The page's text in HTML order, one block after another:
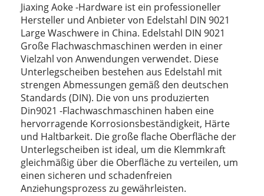
Jiaxing Aoke -Hardware ist ein professioneller
Hersteller und Anbieter von Edelstahl DIN 9021
Large Waschwere in China. Edelstahl DIN 9021
Große Flachwaschmaschinen werden in einer
Vielzahl von Anwendungen verwendet. Diese
Unterlegscheiben bestehen aus Edelstahl mit
strengen Abmessungen gemäß den deutschen
Standards (DIN). Die von uns produzierten
Din9021 -Flachwaschmaschinen haben eine
hervorragende Korrosionsbeständigkeit, Härte
und Haltbarkeit. Die große flache Oberfläche der
Unterlegscheiben ist ideal, um die Klemmkraft
gleichmäßig über die Oberfläche zu verteilen, um
einen sicheren und schadenfreien
Anziehungsprozess zu gewährleisten.